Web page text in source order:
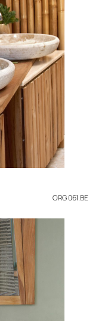
ORG 061.BE